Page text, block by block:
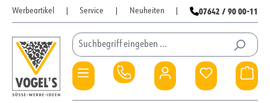
Zum Hauptinhalt springen
Werbeartikel Service Neuheiten 07642 / 90 00-11
Du hast 0